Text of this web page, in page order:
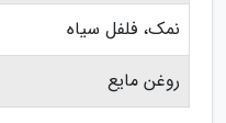
نمک، فلفل سیاه
روغن مایع